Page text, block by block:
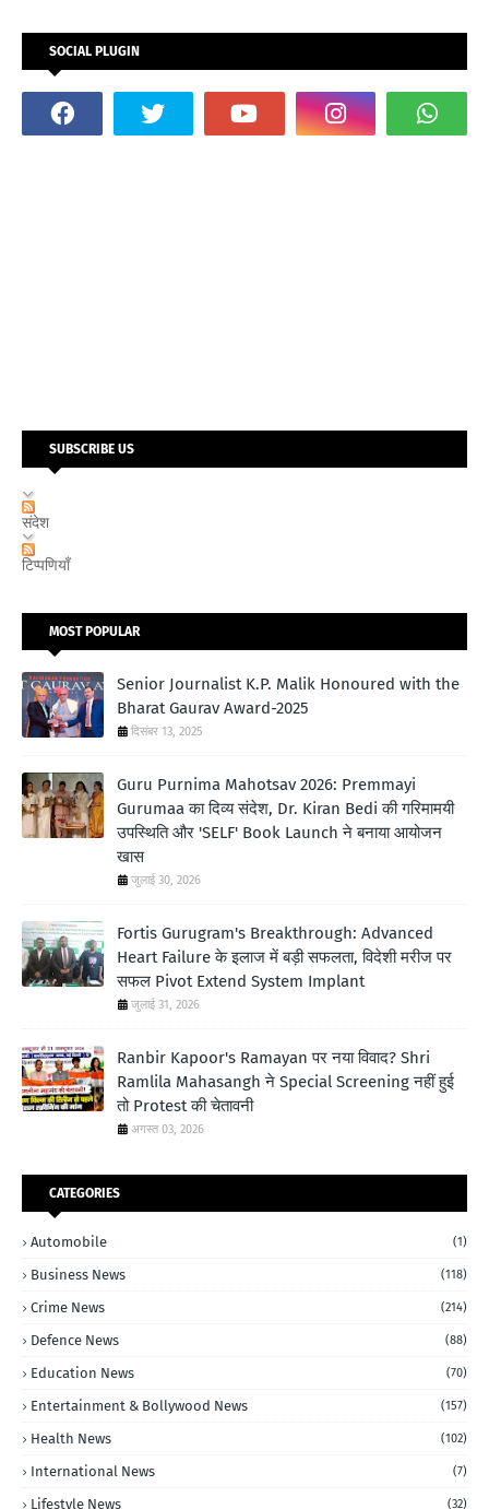
SOCIAL PLUGIN
SUBSCRIBE US
संदेश
टिप्पणियाँ
MOST POPULAR
Senior Journalist K.P. Malik Honoured with the
Bharat Gaurav Award-2025
दिसंबर 13, 2025
Guru Purnima Mahotsav 2026: Premmayi
Gurumaa का दिव्य संदेश, Dr. Kiran Bedi की गरिमामयी
उपस्थिति और 'SELF' Book Launch ने बनाया आयोजन
खास
जुलाई 30, 2026
Fortis Gurugram's Breakthrough: Advanced
Heart Failure के इलाज में बड़ी सफलता, विदेशी मरीज पर
सफल Pivot Extend System Implant
जुलाई 31, 2026
Ranbir Kapoor's Ramayan पर नया विवाद? Shri
Ramlila Mahasangh ने Special Screening नहीं हुई
तो Protest की चेतावनी
अगस्त 03, 2026
CATEGORIES
Automobile (1)
Business News (118)
Crime News (214)
Defence News (88)
Education News (70)
Entertainment & Bollywood News (157)
Health News (102)
International News (7)
Lifestyle News (32)